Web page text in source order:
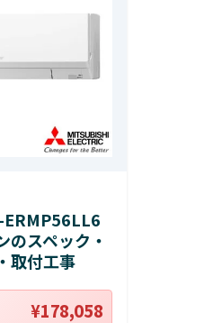
ERMP56LL6
のスペック・
取付工事
¥178,058